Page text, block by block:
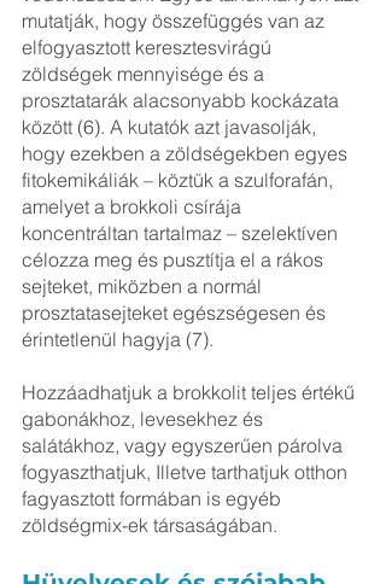
mutatják, hogy összefüggés van az
elfogyasztott keresztesvirágú
zöldségek mennyisége és a
prosztatarák alacsonyabb kockázata
között (6). A kutatók azt javasolják,
hogy ezekben a zöldségekben egyes
fitokemikáliák – köztük a szulforafán,
amelyet a brokkoli csírája
koncentráltan tartalmaz – szelektíven
célozza meg és pusztítja el a rákos
sejteket, miközben a normál
prosztatasejteket egészségesen és
érintetlenül hagyja (7).
Hozzáadhatjuk a brokkolit teljes értékű
gabonákhoz, levesekhez és
salátákhoz, vagy egyszerűen párolva
fogyaszthatjuk, Illetve tarthatjuk otthon
fagyasztott formában is egyéb
zöldségmix-ek társaságában.